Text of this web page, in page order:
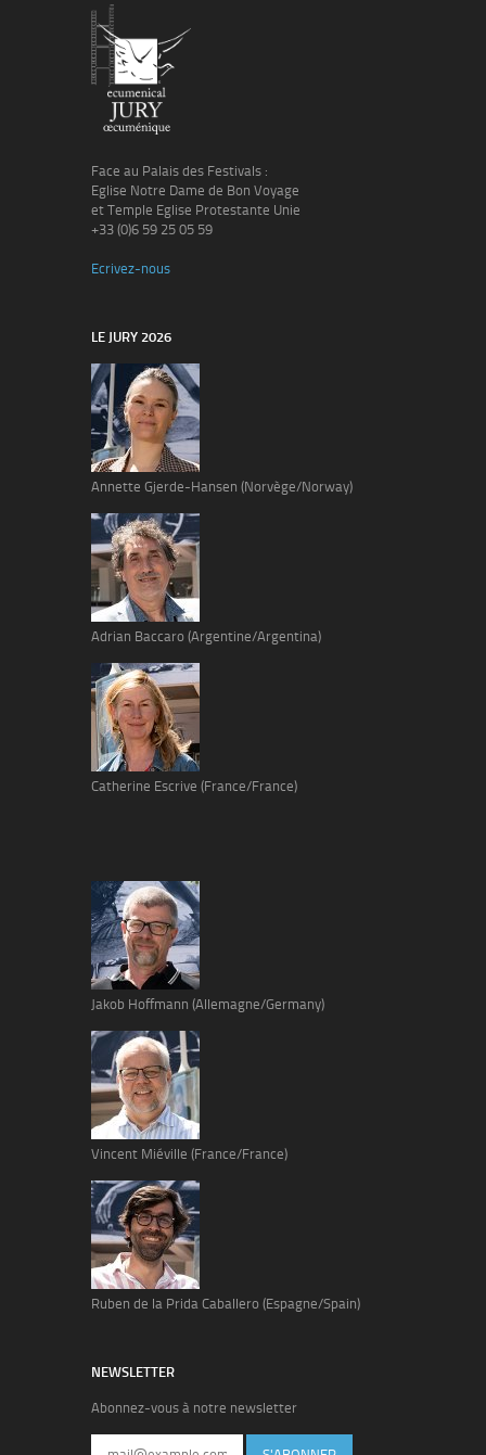
Face au Palais des Festivals :
Eglise Notre Dame de Bon Voyage
et Temple Eglise Protestante Unie
+33 (0)6 59 25 05 59
Ecrivez-nous
LE JURY 2026
Annette Gjerde-Hansen (Norvège/Norway)
Adrian Baccaro (Argentine/Argentina)
Catherine Escrive (France/France)
Jakob Hoffmann (Allemagne/Germany)
Vincent Miéville (France/France)
Ruben de la Prida Caballero (Espagne/Spain)
NEWSLETTER
Abonnez-vous à notre newsletter